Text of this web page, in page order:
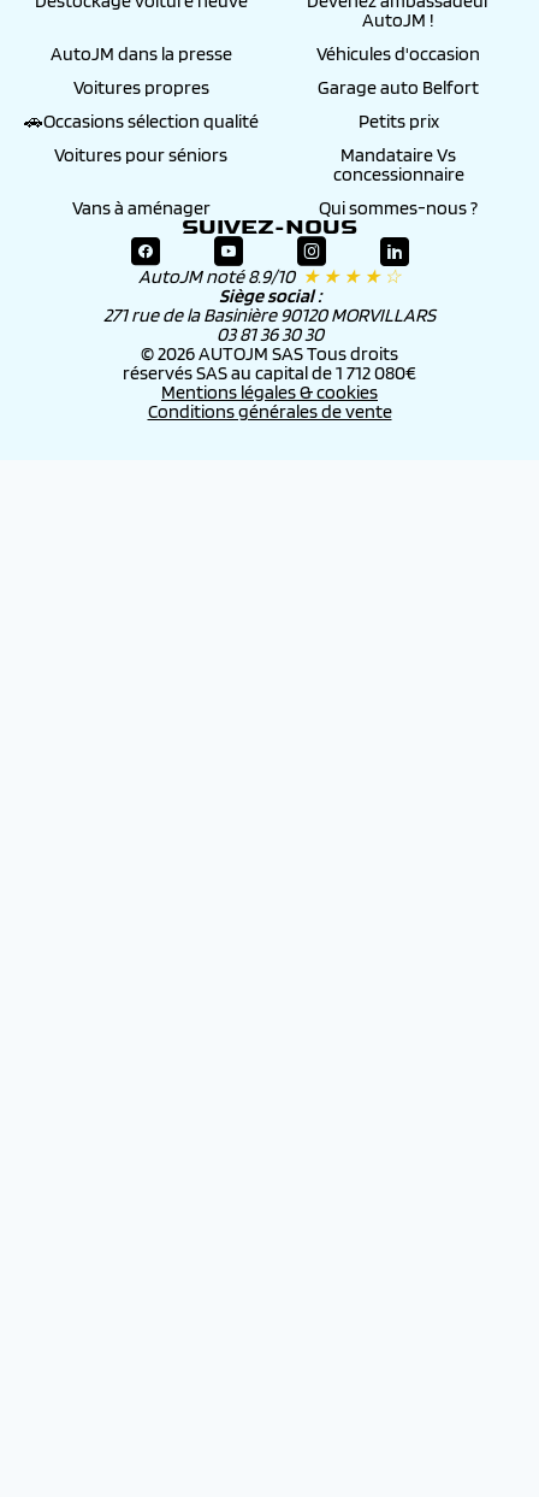
AutoJM !
AutoJM dans la presse
Véhicules d'occasion
Voitures propres
Garage auto Belfort
🚗Occasions sélection qualité
Petits prix
Voitures pour séniors
Mandataire Vs
concessionnaire
Vans à aménager
Qui sommes-nous ?
SUIVEZ-NOUS
AutoJM noté 8.9/10 ★ ★ ★ ★ ☆
Siège social :
271 rue de la Basinière 90120 MORVILLARS
03 81 36 30 30
© 2026 AUTOJM SAS Tous droits
réservés SAS au capital de 1 712 080€
Mentions légales & cookies
Conditions générales de vente